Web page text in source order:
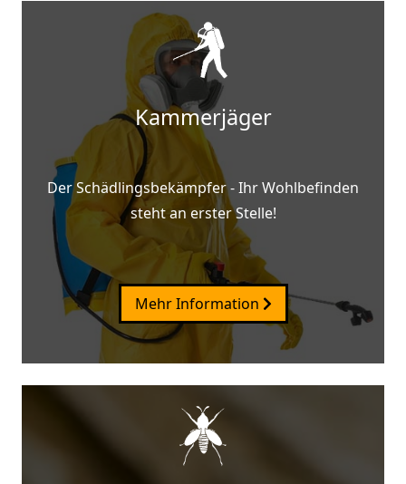
Kammerjäger
Der Schädlingsbekämpfer - Ihr Wohlbefinden
steht an erster Stelle!
Mehr Information